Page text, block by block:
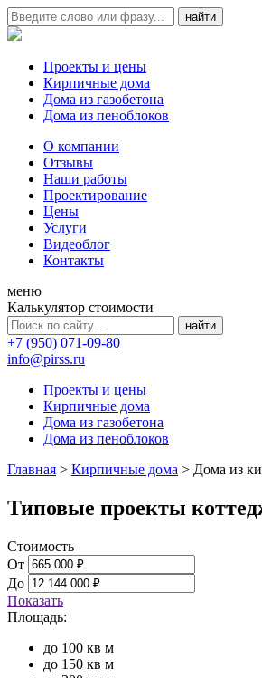
Проекты и цены
Кирпичные дома
Дома из газобетона
Дома из пеноблоков
О компании
Отзывы
Наши работы
Проектирование
Цены
Услуги
Видеоблог
Контакты
меню
Калькулятор стоимости
+7 (950) 071-09-80
info@pirss.ru
Проекты и цены
Кирпичные дома
Дома из газобетона
Дома из пеноблоков
Главная > Кирпичные дома > Дома из
Типовые проекты
Стоимость
От
До
Показать
Площадь:
до 100 кв м
до 150 кв м